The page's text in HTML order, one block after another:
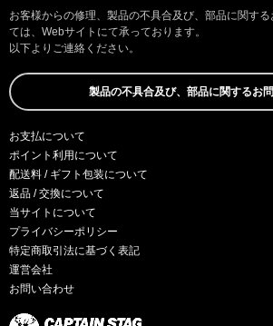
お客様からの修理、製品の不具合及び、部品に関す
ては、Webサイトにて承っております。
以下よりご連絡ください。
製品の不具合及び、部品に関するお
お支払について
ポイント利用について
配送料 / ギフト包装について
返品 / 交換について
当サイトについて
プライバシーポリシー
特定商取引法に基づく表記
運営会社
お問い合わせ